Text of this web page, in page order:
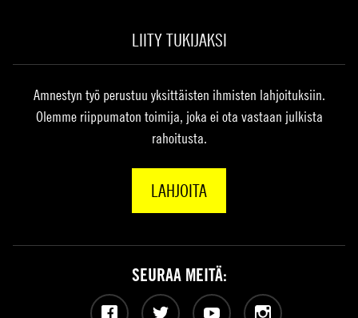
LIITY TUKIJAKSI
Amnestyn työ perustuu yksittäisten ihmisten lahjoituksiin.
Olemme riippumaton toimija, joka ei ota vastaan julkista
rahoitusta.
LAHJOITA
SEURAA MEITÄ: